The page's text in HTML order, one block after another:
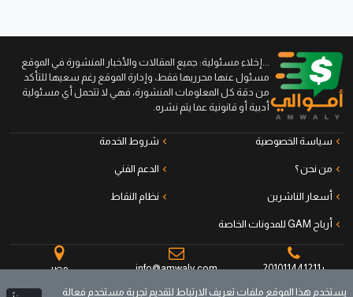
...إخلاء مسئولية: جميع المقالات والأخبار المنشورة في الموقع
مسئول عنها محرريها فقط، وإدارة الموقع رغم سعيها للتأكد
من دقة كل المعلومات المنشورة، فهي لا تتحمل أي مسئولية
أدبية أو قانونية عما يتم نشره.
سياسة الخصوصية شروط الخدمة
من نحن ؟ الدعم الفني
أسعار الناشرين نظام النقاط
أرباح GAM للمدونات الخاصة
+201011441211
info@amwaly.com
مصر
يستخدم هذا الموقع ملفات تعريف الارتباط لتقديم تجربة مستخدم فعالة